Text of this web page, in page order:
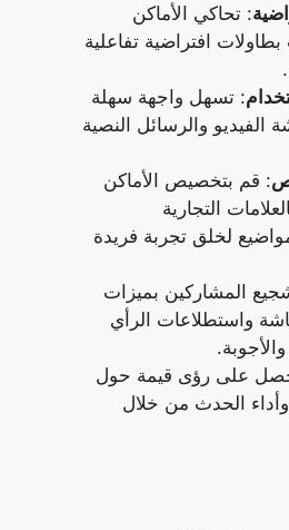
: تحاكي الأماكن
بطاولات افتراضية تفاعلية
: تسهل واجهة سهلة
الفيديو والرسائل النصية
: قم بتخصيص الأماكن
التجارية
لخلق تجربة فريدة
المشاركين بميزات
واستطلاعات الرأي
على رؤى قيمة حول
الحدث من خلال